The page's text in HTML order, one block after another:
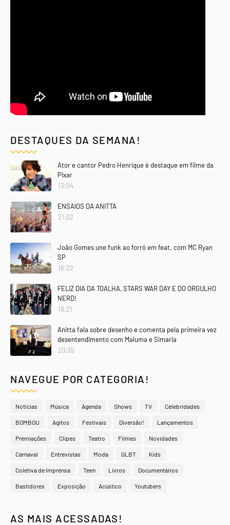
DESTAQUES DA SEMANA!
Ator e cantor Pedro Henrique é destaque em filme da
Pixar
13:04
ENSAIOS DA ANITTA
21:02
João Gomes une funk ao forró em feat. com MC Ryan
SP
16:22
FELIZ DIA DA TOALHA, STARS WAR DAY E DO ORGULHO
NERD!
19:21
Anitta fala sobre desenho e comenta pela primeira vez
desentendimento com Maluma e Simaria
20:35
NAVEGUE POR CATEGORIA!
Notícias Música Agenda Shows TV Celebridades
BOMBOU Agitos Festivais Diversão! Lançamentos
Premiações Clipes Teatro Filmes Novidades
Carnaval Entrevistas Moda GLBT Kids
Coletiva de Imprensa Teen Livros Documentários
Bastidores Exposição Acústico Youtubers
AS MAIS ACESSADAS!